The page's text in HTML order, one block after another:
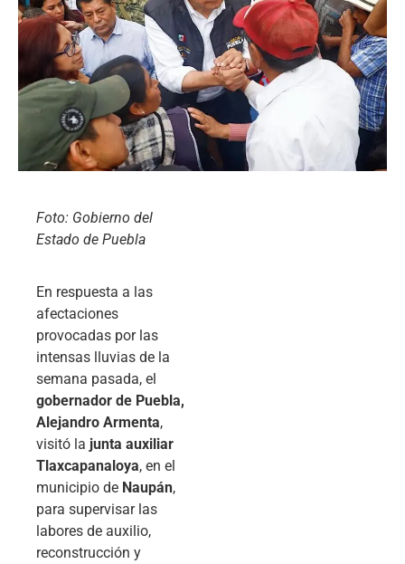
Foto: Gobierno del
Estado de Puebla
En respuesta a las
afectaciones
provocadas por las
intensas lluvias de la
semana pasada, el
gobernador de Puebla,
Alejandro Armenta,
visitó la junta auxiliar
Tlaxcapanaloya, en el
municipio de Naupán,
para supervisar las
labores de auxilio,
reconstrucción y